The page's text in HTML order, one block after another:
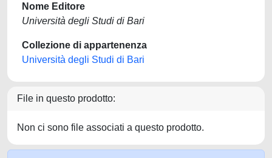
Nome Editore
Università degli Studi di Bari
Collezione di appartenenza
Università degli Studi di Bari
File in questo prodotto:
Non ci sono file associati a questo prodotto.